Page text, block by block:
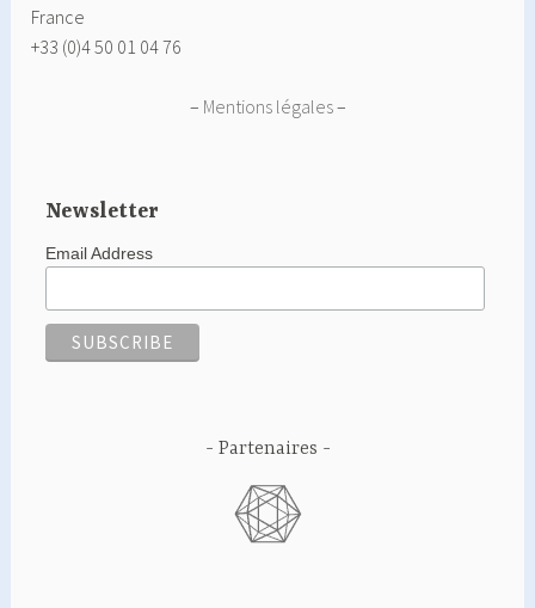
France
+33 (0)4 50 01 04 76
– Mentions légales–
Newsletter
Email Address
Partenaires